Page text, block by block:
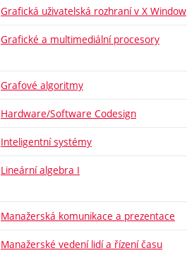
Grafická uživatelská rozhraní v X Window
Grafické a multimediální procesory
Grafové algoritmy
Hardware/Software Codesign
Inteligentní systémy
Lineární algebra I
Manažerská komunikace a prezentace
Manažerské vedení lidí a řízení času